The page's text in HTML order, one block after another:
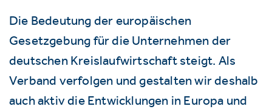
Die Bedeutung der europäischen
Gesetzgebung für die Unternehmen der
deutschen Kreislaufwirtschaft steigt. Als
Verband verfolgen und gestalten wir deshalb
auch aktiv die Entwicklungen in Europa und